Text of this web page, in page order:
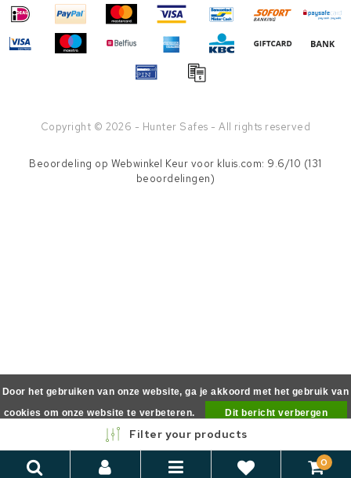
Copyright © 2026 - Hunter Safes - All rights reserved
Filter your products
0
Beoordeling op Webwinkel Keur voor kluis.com: 9.6/10 (131
beoordelingen)
Door het gebruiken van onze website, ga je akkoord met het gebruik van
cookies om onze website te verbeteren.
Dit bericht verbergen
Meer over cookies »